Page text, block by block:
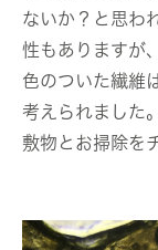
ないか？と思わ
性もありますが
色のついた繊維
考えられました。
敷物とお掃除を